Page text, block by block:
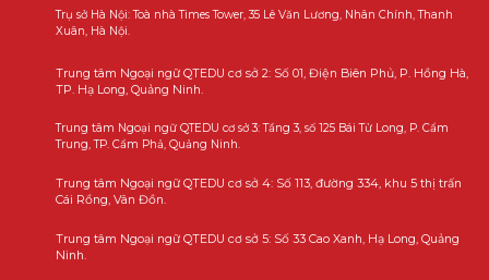
Trụ sở Hà Nội: Toà nhà Times Tower, 35 Lê Văn Lương, Nhân Chính, Thanh
Xuân, Hà Nội.
Trung tâm Ngoại ngữ QTEDU cơ sở 2: Số 01, Điện Biên Phủ, P. Hồng Hà,
TP. Hạ Long, Quảng Ninh.
Trung tâm Ngoại ngữ QTEDU cơ sở 3: Tầng 3, số 125 Bái Tử Long, P. Cẩm
Trung, TP. Cẩm Phả, Quảng Ninh.
Trung tâm Ngoại ngữ QTEDU cơ sở 4: Số 113, đường 334, khu 5 thị trấn
Cái Rồng, Vân Đồn.
Trung tâm Ngoại ngữ QTEDU cơ sở 5: Số 33 Cao Xanh, Hạ Long, Quảng
Ninh.